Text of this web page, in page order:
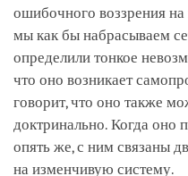
ошибочного воззрения
мы как бы набрасываем
определили тонкое
что оно возникает
говорит, что оно также
доктринально. Когда оно
опять же, с ним связаны
на изменчивую систему.